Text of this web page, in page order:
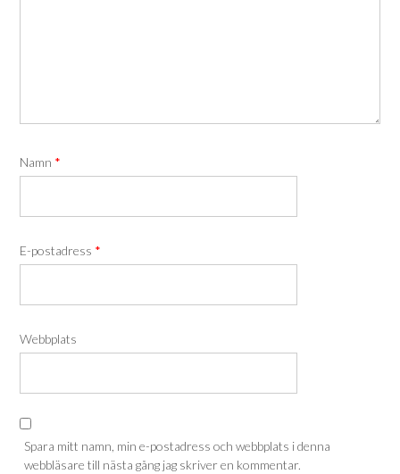
Namn *
E-postadress *
Webbplats
Spara mitt namn, min e-postadress och webbplats i denna
webbläsare till nästa gång jag skriver en kommentar.